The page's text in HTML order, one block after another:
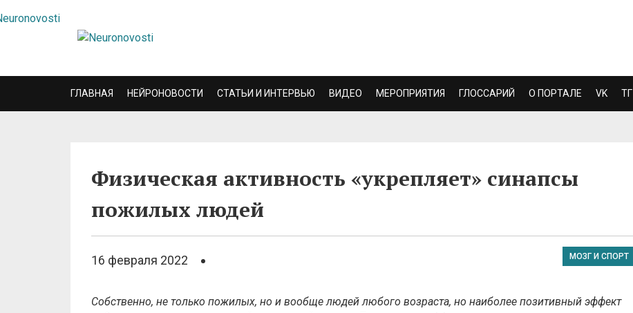
ГЛАВНАЯ НЕЙРОНОВОСТИ СТАТЬИ И ИНТЕРВЬЮ ВИДЕО МЕРОПРИЯТИЯ ГЛОССАРИЙ О ПОРТАЛЕ VK ТГ
Физическая активность «укрепляет» синапсы
пожилых людей
16 февраля 2022 МОЗГ И СПОРТ
Собственно, не только пожилых, но и вообще людей любого возраста, но наиболее позитивный эффект